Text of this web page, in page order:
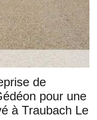
de
pour une
à Traubach Le